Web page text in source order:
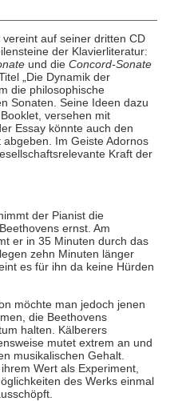
auf seiner dritten CD
der Klavierliteratur:
und die Concord-Sonate
„Die Dynamik der
die philosophische
Sonaten. Seine Ideen dazu
versehen mit
Essay könnte auch den
Im Geiste Adornos
Kraft der
der Pianist die
ernst. Am
er in 35 Minuten durch das
zehn Minuten länger
es für ihn da keine Hürden
möchte man jedoch jenen
die Beethovens
halten. Kälberers
mutet extrem an und
musikalischen Gehalt.
Wert als Experiment,
des Werks einmal